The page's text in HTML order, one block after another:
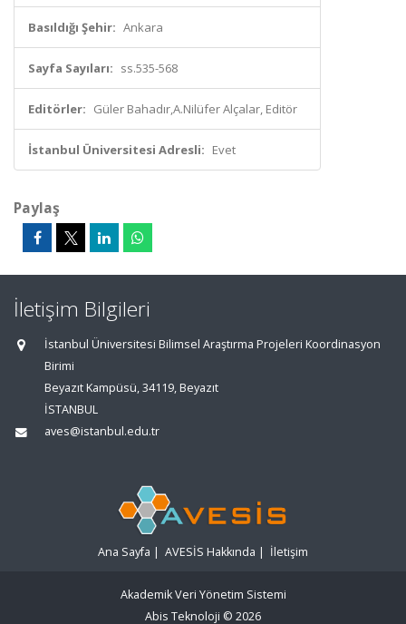
Basıldığı Şehir: Ankara
Sayfa Sayıları: ss.535-568
Editörler: Güler Bahadır,A.Nilüfer Alçalar, Editör
İstanbul Üniversitesi Adresli: Evet
Paylaş
İletişim Bilgileri
İstanbul Üniversitesi Bilimsel Araştırma Projeleri Koordinasyon
Birimi
Beyazıt Kampüsü, 34119, Beyazıt
İSTANBUL
aves@istanbul.edu.tr
Ana Sayfa | AVESİS Hakkında | İletişim
Akademik Veri Yönetim Sistemi
Abis Teknoloji © 2026